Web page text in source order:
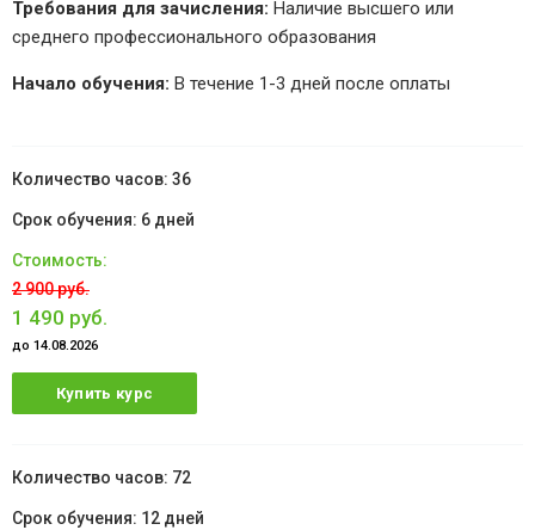
Требования для зачисления: Наличие высшего или
среднего профессионального образования
Начало обучения: В течение 1-3 дней после оплаты
36
6 дней
2 900 руб.
1 490 руб.
до 14.08.2026
Купить курс
72
12 дней